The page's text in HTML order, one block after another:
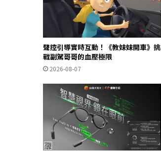
聲控引導實時互動！《教妹妹開車》挑
戰副駕哥哥的血壓極限
2026-08-07